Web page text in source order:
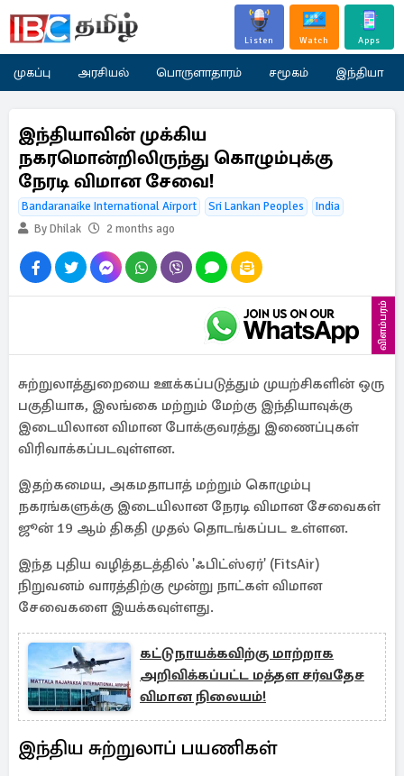
Listen Watch Apps
முகப்பு அரசியல் பொருளாதாரம் சமூகம் இந்தியா
இந்தியாவின் முக்கிய
நகரமொன்றிலிருந்து கொழும்புக்கு
நேரடி விமான சேவை!
Bandaranaike International Airport Sri Lankan Peoples
India
By Dhilak
2 months ago
விளம்பரம்
சுற்றுலாத்துறையை ஊக்கப்படுத்தும் முயற்சிகளின் ஒரு
பகுதியாக, இலங்கை மற்றும் மேற்கு இந்தியாவுக்கு
இடையிலான விமான போக்குவரத்து இணைப்புகள்
விரிவாக்கப்படவுள்ளன.
இதற்கமைய, அகமதாபாத் மற்றும் கொழும்பு
நகரங்களுக்கு இடையிலான நேரடி விமான சேவைகள்
ஜூன் 19 ஆம் திகதி முதல் தொடங்கப்பட உள்ளன.
இந்த புதிய வழித்தடத்தில் 'ஃபிட்ஸ்ஏர்' (FitsAir)
நிறுவனம் வாரத்திற்கு மூன்று நாட்கள் விமான
சேவைகளை இயக்கவுள்ளது.
கட்டுநாயக்கவிற்கு மாற்றாக
அறிவிக்கப்பட்ட மத்தள சர்வதேச
விமான நிலையம்!
இந்திய சுற்றுலாப் பயணிகள்